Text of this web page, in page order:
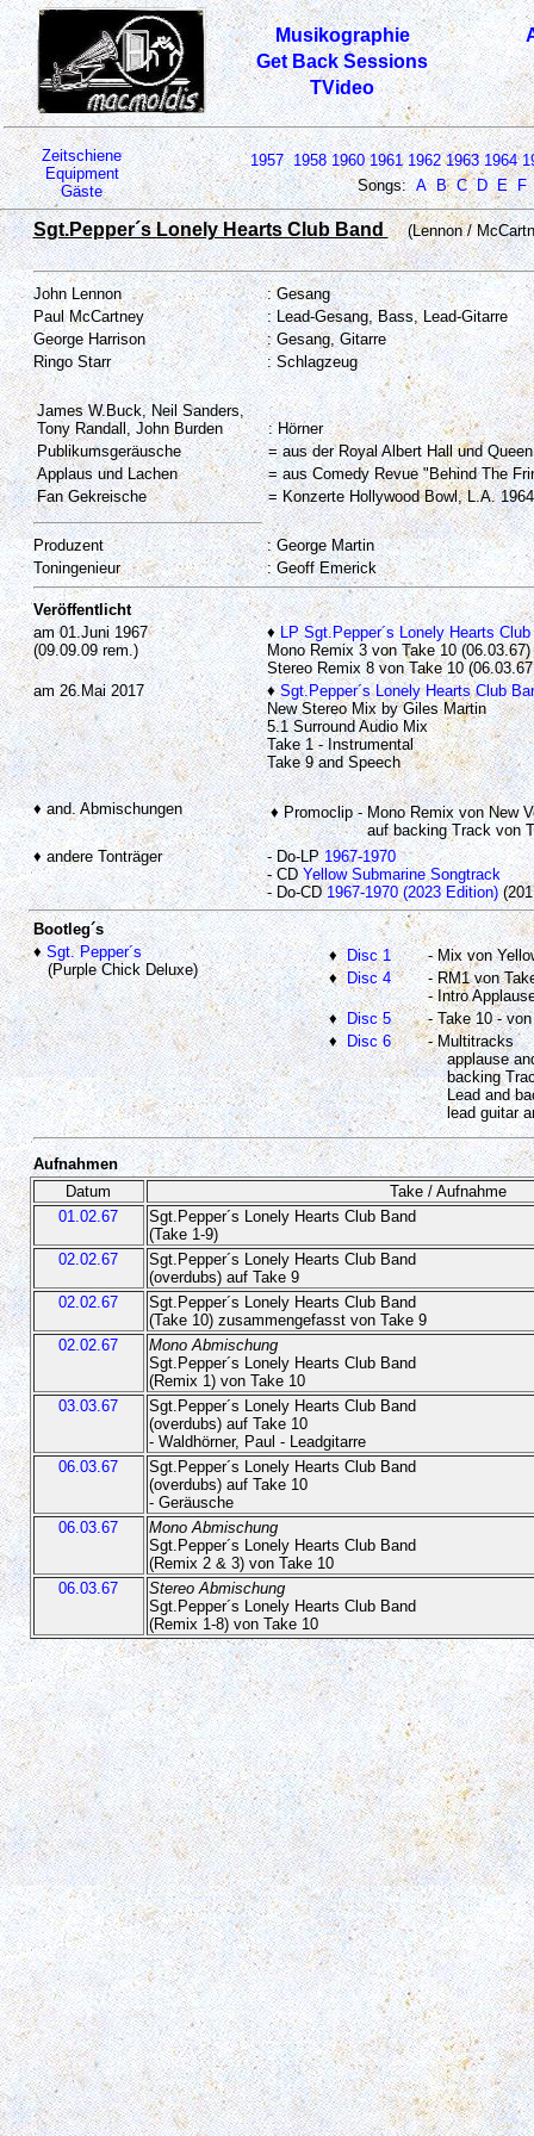
Musikographie
Get Back Sessions
TVideo
Zeitschiene
Equipment
Gäste
1957 1958 1960 1961 1962 1963 1964
Songs: A B C D E F
Sgt.Pepper´s Lonely Hearts Club Band (Lennon /
John Lennon
: Gesang
Paul McCartney
: Lead-Gesang, Bass, Lead-Gitarre
George Harrison
: Gesang, Gitarre
Ringo Starr
: Schlagzeug
James W.Buck, Neil Sanders,
Tony Randall, John Burden
: Hörner
Publikumsgeräusche
= aus der Royal Albert Hall und
Applaus und Lachen
= aus Comedy Revue "Behind The
Fan Gekreische
= Konzerte Hollywood Bowl, L.A.
Produzent
: George Martin
Toningenieur
: Geoff Emerick
Veröffentlicht
am 01.Juni 1967
(09.09.09 rem.)
♦LP Sgt.Pepper´s Lonely Hearts Club
Mono Remix 3 von Take 10 (06.03.67)
Stereo Remix 8 von Take 10 (06.03.67
am 26.Mai 2017
♦Sgt.Pepper´s Lonely Hearts Club
New Stereo Mix by Giles Martin
5.1 Surround Audio Mix
Take 1 - Instrumental
Take 9 and Speech
♦ and. Abmischungen ♦ Promoclip - Mono Remix von New
auf backing Track von
♦ andere Tonträger
- Do-LP1967-1970
- CDYellow Submarine Songtrack
- Do-CD1967-1970 (2023 Edition)
Bootleg´s
♦Sgt. Pepper´s
(Purple Chick Deluxe)
♦Disc 1
- Mix von
♦Disc 4
- RM1 von
- Intro
♦Disc 5
- Take 10 -
♦Disc 6
- Multitracks
applause
backing
Lead and
lead guitar
Aufnahmen
Datum
Take / Aufnahme
01.02.67
Sgt.Pepper´s Lonely Hearts Club Band
(Take 1-9)
02.02.67
Sgt.Pepper´s Lonely Hearts Club Band
(overdubs) auf Take 9
02.02.67
Sgt.Pepper´s Lonely Hearts Club Band
(Take 10) zusammengefasst von Take 9
02.02.67
Mono Abmischung
Sgt.Pepper´s Lonely Hearts Club Band
(Remix 1) von Take 10
03.03.67
Sgt.Pepper´s Lonely Hearts Club Band
(overdubs) auf Take 10
- Waldhörner, Paul - Leadgitarre
06.03.67
Sgt.Pepper´s Lonely Hearts Club Band
(overdubs) auf Take 10
- Geräusche
06.03.67
Mono Abmischung
Sgt.Pepper´s Lonely Hearts Club Band
(Remix 2 & 3) von Take 10
06.03.67
Stereo Abmischung
Sgt.Pepper´s Lonely Hearts Club Band
(Remix 1-8) von Take 10